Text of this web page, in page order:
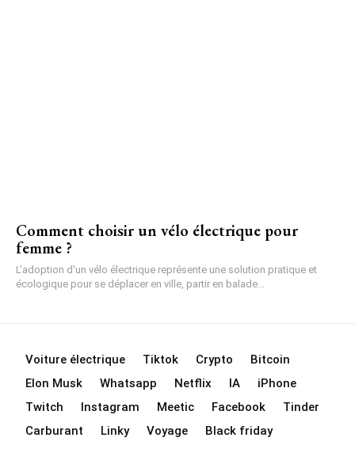
Comment choisir un vélo électrique pour
femme ?
L'adoption d'un vélo électrique représente une solution pratique et
écologique pour se déplacer en ville, partir en balade...
Voiture électrique Tiktok Crypto
Bitcoin
Elon Musk
Whatsapp Netflix IA
iPhone
Twitch
Instagram Meetic Facebook
Tinder
Carburant
Linky Voyage
Black friday